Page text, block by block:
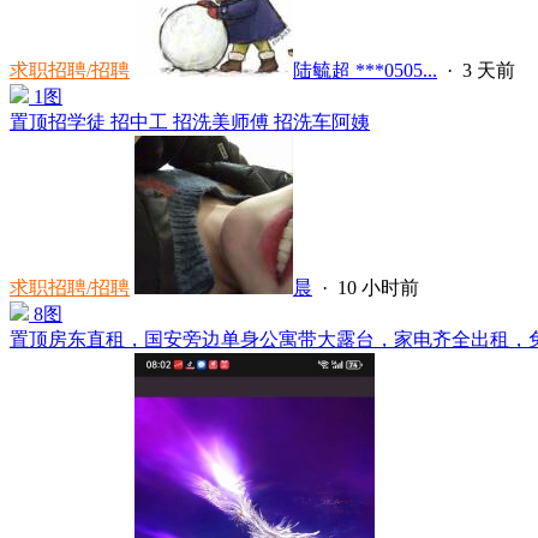
求职招聘/招聘 陆毓超 ***0505... · 3 天前
1图
置顶招学徒 招中工 招洗美师傅 招洗车阿姨
求职招聘/招聘 晨 · 10 小时前
8图
置顶房东直租，国安旁边单身公寓带大露台，家电齐全出租，